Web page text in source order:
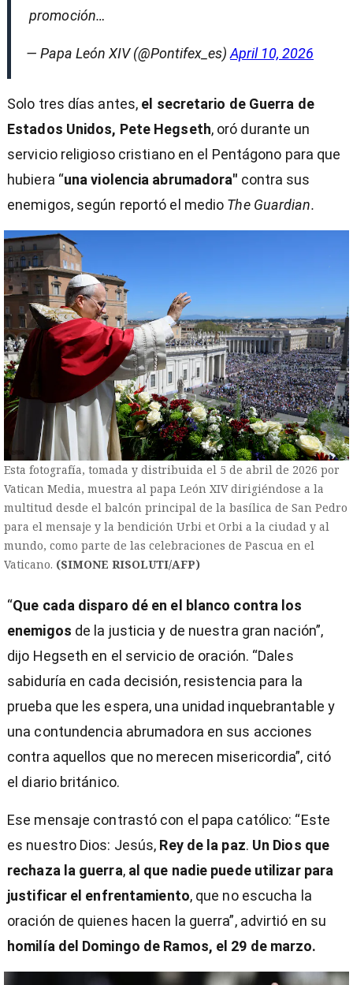
promoción…
— Papa León XIV (@Pontifex_es) April 10, 2026
Solo tres días antes, el secretario de Guerra de
Estados Unidos, Pete Hegseth, oró durante un
servicio religioso cristiano en el Pentágono para que
hubiera “una violencia abrumadora" contra sus
enemigos, según reportó el medio The Guardian.
Esta fotografía, tomada y distribuida el 5 de abril de 2026 por
Vatican Media, muestra al papa León XIV dirigiéndose a la
multitud desde el balcón principal de la basílica de San Pedro
para el mensaje y la bendición Urbi et Orbi a la ciudad y al
mundo, como parte de las celebraciones de Pascua en el
Vaticano. (SIMONE RISOLUTI/AFP)
“Que cada disparo dé en el blanco contra los
enemigos de la justicia y de nuestra gran nación”,
dijo Hegseth en el servicio de oración. “Dales
sabiduría en cada decisión, resistencia para la
prueba que les espera, una unidad inquebrantable y
una contundencia abrumadora en sus acciones
contra aquellos que no merecen misericordia”, citó
el diario británico.
Ese mensaje contrastó con el papa católico: “Este
es nuestro Dios: Jesús, Rey de la paz. Un Dios que
rechaza la guerra, al que nadie puede utilizar para
justificar el enfrentamiento, que no escucha la
oración de quienes hacen la guerra”, advirtió en su
homilía del Domingo de Ramos, el 29 de marzo.